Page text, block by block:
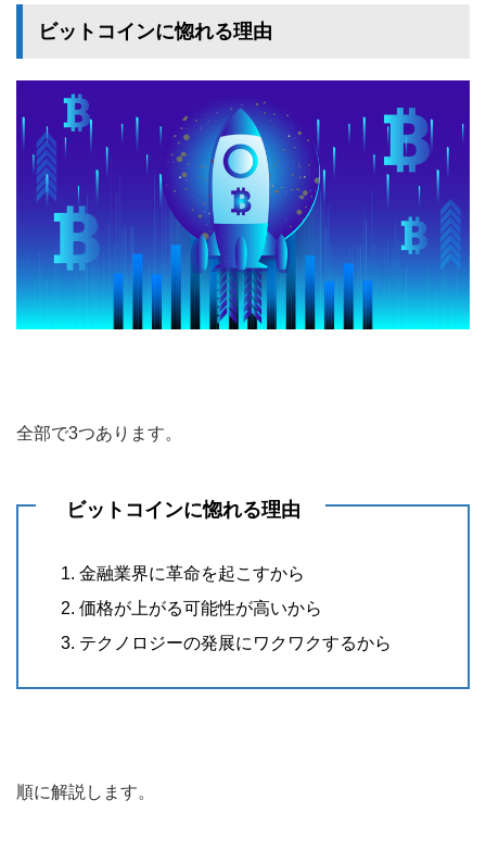
ビットコインに惚れる理由
全部で3つあります。
ビットコインに惚れる理由
金融業界に革命を起こすから
価格が上がる可能性が高いから
テクノロジーの発展にワクワクするから
順に解説します。